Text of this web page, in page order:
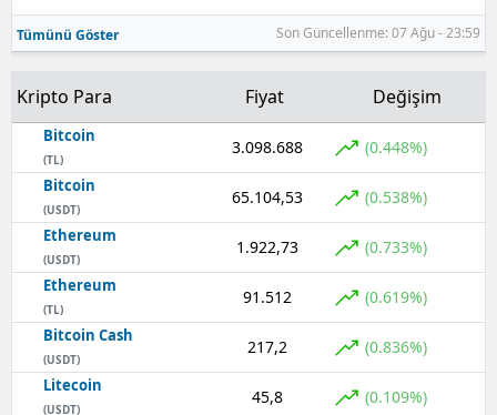
Samsun
Sinop
Sivas
Tekirdağ
Trabzon
Tunceli
Şanlıurfa
Tümünü Göster Son Güncellenme: 07 Ağu - 23:59
Kripto Para Fiyat Değişim
Bitcoin
(TL)
3.098.688 (0.448%)
Bitcoin
(USDT)
65.104,53 (0.538%)
Ethereum
(USDT)
1.922,73 (0.733%)
Ethereum
(TL)
91.512 (0.619%)
Bitcoin Cash
(USDT)
217,2 (0.836%)
Litecoin
(USDT)
45,8 (0.109%)